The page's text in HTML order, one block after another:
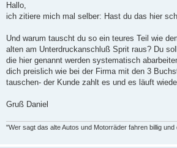
Hallo,
ich zitiere mich mal selber: Hast du das hier
Und warum tauscht du so ein teures Teil wie
alten am Unterdruckanschluß Sprit raus? Du
die hier genannt werden systematisch
dich preislich wie bei der Firma mit den 3
tauschen- der Kunde zahlt es und es läuft
Gruß Daniel
"Wer sagt das alte Autos und Motorräder fahren billig